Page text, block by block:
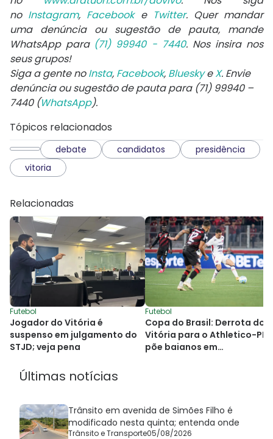
no Instagram, Facebooke Twitter. Quer mandar
uma denúncia ou sugestão de pauta, mande
WhatsApp para (71) 99940 - 7440. Nos insira nos
seus grupos!
Siga a gente noInsta, Facebook, BlueskyeX. Envie
denúncia ou sugestão de pauta para (71) 99940 –
7440 (WhatsApp).
Tópicos relacionados
debate candidatos
presidência
vitoria
Relacionadas
Futebol
Jogador do Vitória é
suspenso em julgamento do
STJD; veja pena
Futebol
Copa do Brasil: Derrota do
Vitória para o Athletico-PR
põe baianos em
Últimas notícias
Trânsito em avenida de Simões Filho é
modificado nesta quinta; entenda onde
Trânsito e Transporte05/08/2026